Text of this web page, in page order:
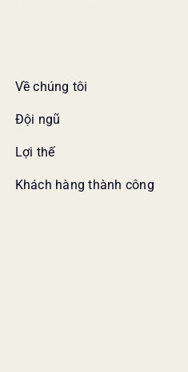
Về chúng tôi
Đội ngũ
Lợi thế
Khách hàng thành công